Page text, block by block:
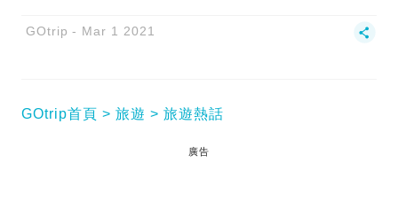
GOtrip Mar 1 2021
GOtrip首頁 旅遊 旅遊熱話
廣告